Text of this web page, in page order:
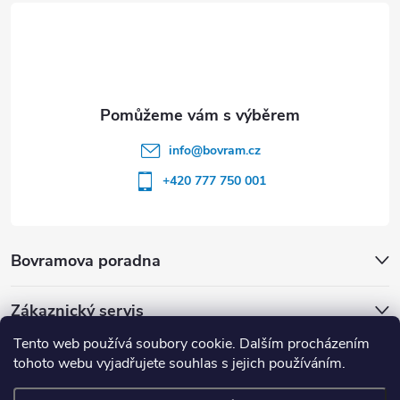
Tento web používá soubory cookie. Dalším procházením
tohoto webu vyjadřujete souhlas s jejich používáním.
Bovramova poradna
Zákaznický servis
info@bovram.cz
+420 777 750 001